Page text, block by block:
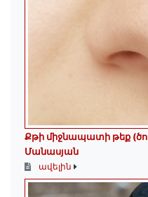
Քթի միջնապատի թեք
Մանասյան
ավելին